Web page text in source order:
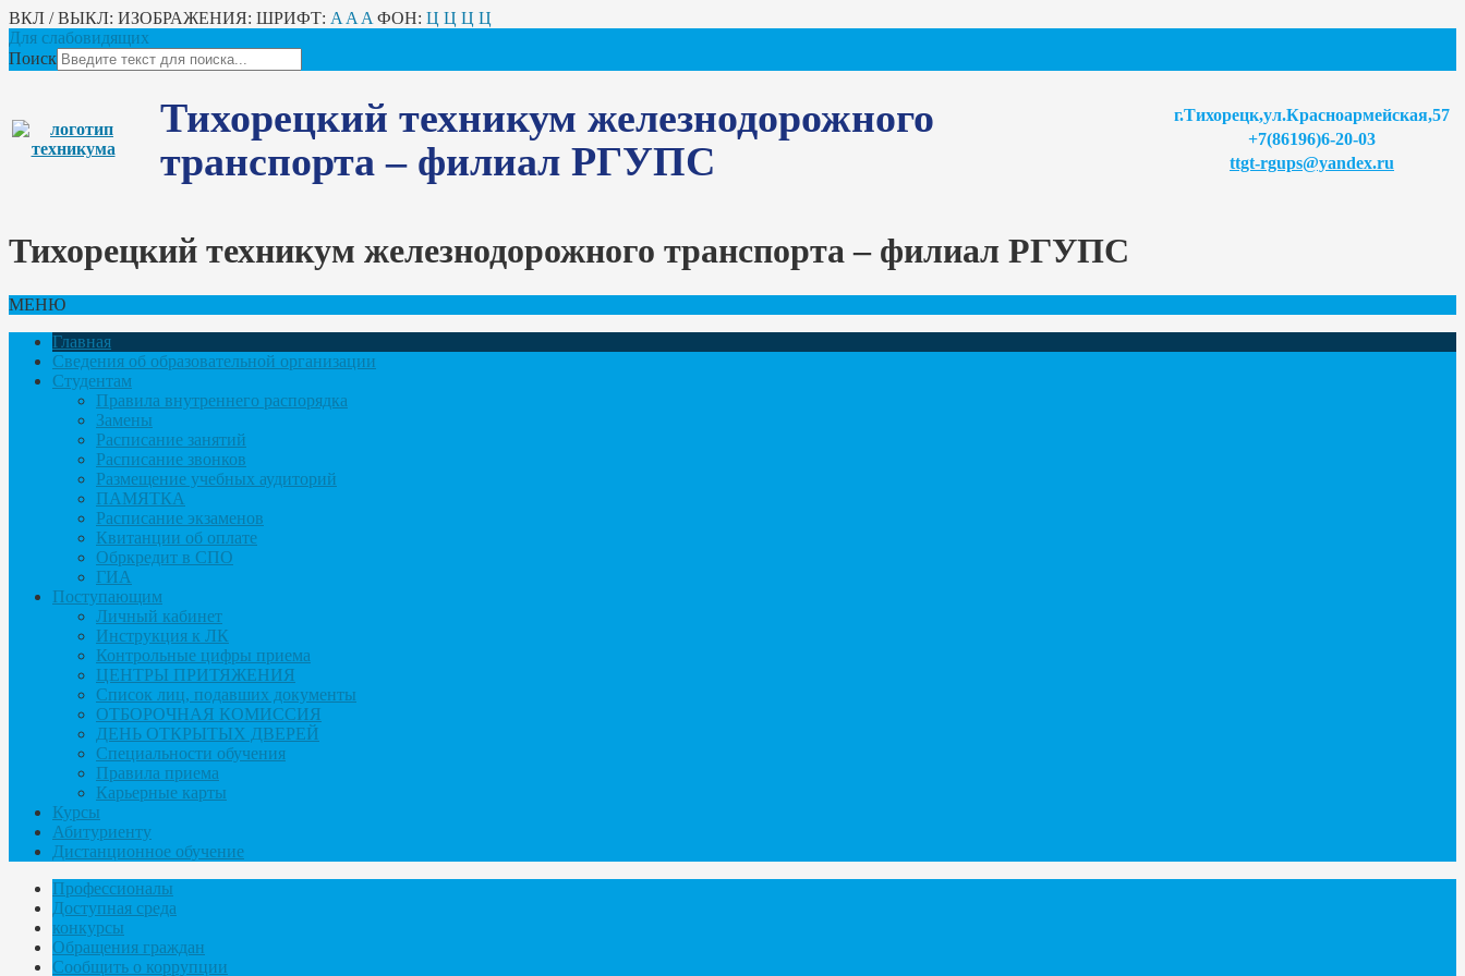
ВКЛ / ВЫКЛ: ИЗОБРАЖЕНИЯ: ШРИФТ: A A A ФОН: Ц Ц Ц Ц
Для слабовидящих
Поиск
Тихорецкий техникум железнодорожного
транспорта – филиал РГУПС
г.Тихорецк,ул.Красноармейская,57
+7(86196)6-20-03
ttgt-rgups@yandex.ru
Тихорецкий техникум железнодорожного транспорта – филиал РГУПС
МЕНЮ
Главная
Сведения об образовательной организации
Студентам
Правила внутреннего распорядка
Замены
Расписание занятий
Расписание звонков
Размещение учебных аудиторий
ПАМЯТКА
Расписание экзаменов
Квитанции об оплате
Обркредит в СПО
ГИА
Поступающим
Личный кабинет
Инструкция к ЛК
Контрольные цифры приема
ЦЕНТРЫ ПРИТЯЖЕНИЯ
Список лиц, подавших документы
ОТБОРОЧНАЯ КОМИССИЯ
ДЕНЬ ОТКРЫТЫХ ДВЕРЕЙ
Специальности обучения
Правила приема
Карьерные карты
Курсы
Абитуриенту
Дистанционное обучение
Профессионалы
Доступная среда
конкурсы
Обращения граждан
Сообщить о коррупции